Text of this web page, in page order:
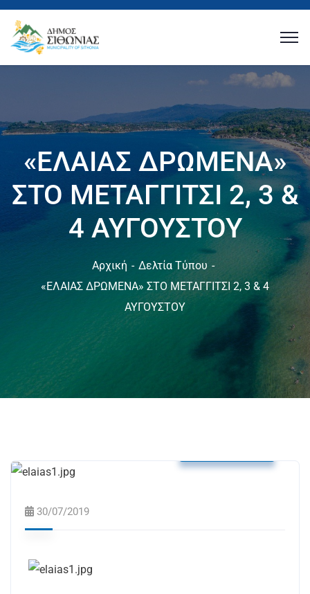
«ΕΛΑΙΑΣ ΔΡΩΜΕΝΑ»
ΣΤΟ ΜΕΤΑΓΓΙΤΣΙ 2, 3 &
4 ΑΥΓΟΥΣΤΟΥ
Αρχική
Δελτία Τύπου
«ΕΛΑΙΑΣ ΔΡΩΜΕΝΑ» ΣΤΟ ΜΕΤΑΓΓΙΤΣΙ 2, 3 & 4
ΑΥΓΟΥΣΤΟΥ
30/07/2019